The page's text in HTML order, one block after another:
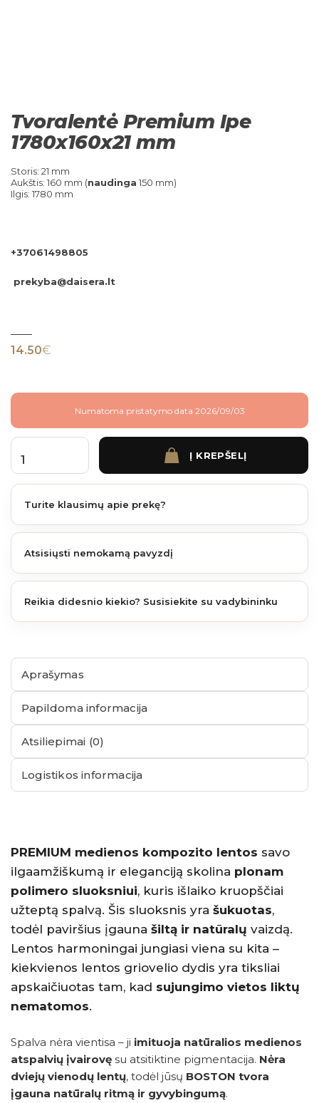
Tvoralentė Premium Ipe
1780x160x21 mm
Storis: 21 mm
Aukštis: 160 mm (naudinga 150 mm)
Ilgis: 1780 mm
+37061498805
prekyba@daisera.lt
14.50€
Numatoma pristatymo data 2026/09/03
produkto kiekis: Tvoralentė Premium Ipe 1780x160x21 mm
Į KREPŠELĮ
Turite klausimų apie prekę?
Atsisiųsti nemokamą pavyzdį
Reikia didesnio kiekio? Susisiekite su vadybininku
Aprašymas
Papildoma informacija
Atsiliepimai (0)
Logistikos informacija
PREMIUM medienos kompozito lentos savo
ilgaamžiškumą ir eleganciją skolina plonam
polimero sluoksniui, kuris išlaiko kruopščiai
užteptą spalvą. Šis sluoksnis yra šukuotas,
todėl paviršius įgauna šiltą ir natūralų vaizdą.
Lentos harmoningai jungiasi viena su kita –
kiekvienos lentos griovelio dydis yra tiksliai
apskaičiuotas tam, kad sujungimo vietos liktų
nematomos.
Spalva nėra vientisa – ji imituoja natūralios medienos
atspalvių įvairovę su atsitiktine pigmentacija. Nėra
dviejų vienodų lentų, todėl jūsų BOSTON tvora
įgauna natūralų ritmą ir gyvybingumą.